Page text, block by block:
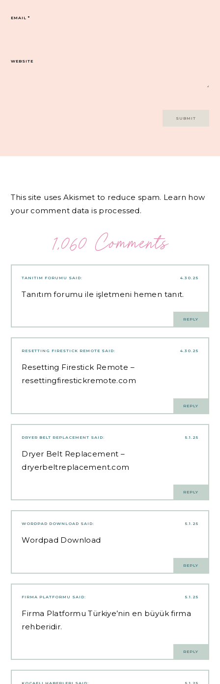
EMAIL*
WEBSITE
This site uses Akismet to reduce spam. Learn how
your comment data is processed.
1,060 Comments
4.30.25
TANITIM FORUMU SAID:
Tanıtım forumu ile işletmeni hemen tanıt.
REPLY
4.30.25
RESETTING FIRESTICK REMOTE SAID:
Resetting Firestick Remote –
resettingfirestickremote.com
REPLY
5.1.25
DRYER BELT REPLACEMENT SAID:
Dryer Belt Replacement –
dryerbeltreplacement.com
REPLY
5.1.25
WORDPAD DOWNLOAD SAID:
Wordpad Download
REPLY
5.1.25
FIRMA PLATFORMU SAID:
Firma Platformu Türkiye’nin en büyük firma
rehberidir.
REPLY